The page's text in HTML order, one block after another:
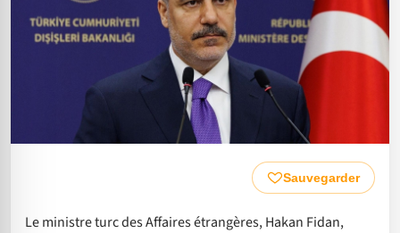
Sauvegarder
Le ministre turc des Affaires étrangères, Hakan Fidan,